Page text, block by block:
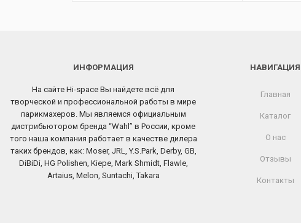
ИНФОРМАЦИЯ
На сайте Hi-space Вы найдете всё для
творческой и профессиональной работы в мире
парикмахеров. Мы являемся официальным
дистрибьютором бренда “Wahl” в России, кроме
того наша компания работает в качестве дилера
таких брендов, как: Moser, JRL, Y.S.Park, Derby, GB,
DiBiDi, HG Polishen, Kiepe, Mark Shmidt, Flawle,
Artaius, Melon, Suntachi, Takara
НАВИГАЦИЯ
Главная
Каталог
О нас
Отзывы
Контакты